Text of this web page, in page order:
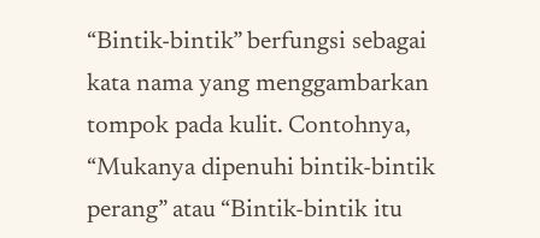
“Bintik-bintik” berfungsi sebagai
kata nama yang menggambarkan
tompok pada kulit. Contohnya,
“Mukanya dipenuhi bintik-bintik
perang” atau “Bintik-bintik itu